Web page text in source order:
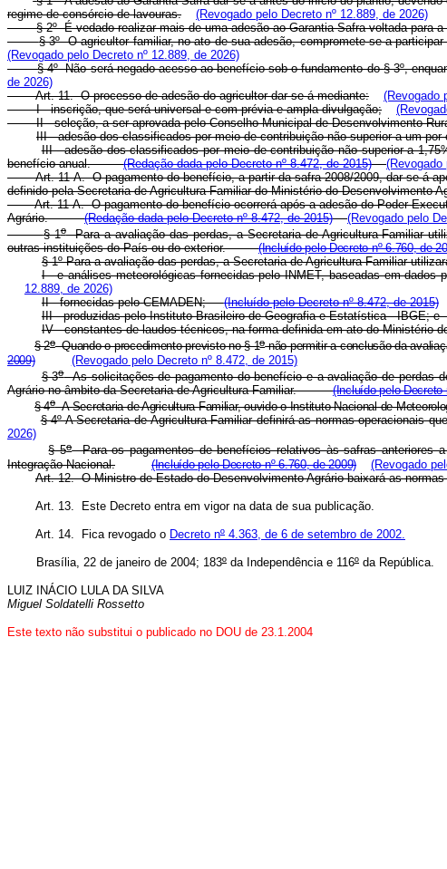
regime de consórcio de lavouras.
(Revogado pelo Decreto nº 12.889, de 2026)
§ 2º É vedado realizar mais de uma adesão ao Garantia-Safra voltada para
§ 3º O agricultor familiar, no ato de sua adesão, compromete-se a
(Revogado pelo Decreto nº 12.889, de 2026)
§ 4º Não será negado acesso ao benefício sob o fundamento do § 3º,
de 2026)
Art. 11. O processo de adesão do agricultor dar-se-á mediante:
(Revogado
I - inscrição, que será universal e com prévia e ampla divulgação;
II - seleção, a ser aprovada pelo Conselho Municipal de Desenvolvimento
III - adesão dos classificados por meio de contribuição não superior a um
III - adesão dos classificados por meio de contribuição não superior a
benefício anual.(Redação dada pelo Decreto nº 8.472, de 2015)
(Revogado
Art. 11-A. O pagamento do benefício, a partir da safra 2008/2009, dar-se-á
definido pela Secretaria de Agricultura Familiar do Ministério do
Art. 11-A. O pagamento do benefício ocorrerá após a adesão do Poder
Agrário.(Redação dada pelo Decreto nº 8.472, de 2015)
(Revogado pelo
§ 1oPara a avaliação das perdas, a Secretaria de Agricultura Familiar
outras instituições do País ou do exterior.
(Incluído pelo Decreto nº 6.760, de
§ 1º Para a avaliação das perdas, a Secretaria de Agricultura Familiar
I - e análises meteorológicas fornecidas pelo INMET, baseadas em
12.889, de 2026)
II - fornecidas pelo CEMADEN;(Incluído pelo Decreto nº 8.472, de 2015)
III - produzidas pelo Instituto Brasileiro de Geografia e Estatística -
IV - constantes de laudos técnicos, na forma definida em ato do
§ 2oQuando o procedimento previsto no § 1onão permitir a conclusão da
2009)
(Revogado pelo Decreto nº 8.472, de 2015)
§ 3oAs solicitações de pagamento do benefício e a avaliação de perdas
Agrário no âmbito da Secretaria de Agricultura Familiar.
(Incluído pelo Decreto
§ 4oA Secretaria de Agricultura Familiar, ouvido o Instituto Nacional de
§ 4º A Secretaria de Agricultura Familiar definirá as normas
2026)
§ 5oPara os pagamentos de benefícios relativos às safras anteriores a
Integração Nacional.
(Incluído pelo Decreto nº 6.760, de 2009)
(Revogado
Art. 12. O Ministro de Estado do Desenvolvimento Agrário baixará as
Art. 13. Este Decreto entra em vigor na data de sua publicação.
Art. 14. Fica revogado o Decreto nº 4.363, de 6 de setembro de 2002.
Brasília, 22 de janeiro de 2004; 183º da Independência e 116º da República.
LUIZ INÁCIO LULA DA SILVA
Miguel Soldatelli Rossetto
Este texto não substitui o publicado no DOU de 23.1.2004